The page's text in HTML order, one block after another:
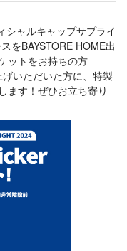
ャルキャップサプライ
をBAYSTORE HOME出
ットをお持ちの方
いただいた方に、特製
ます！ぜひお立ち寄り